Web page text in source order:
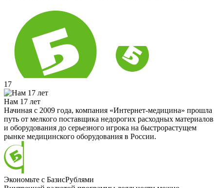
17
Нам 17 лет
Начиная с 2009 года, компания «Интернет-медицина» прошла
путь от мелкого поставщика недорогих расходных материалов
и оборудования до серьезного игрока на быстрорастущем
рынке медицинского оборудования в России.
Экономьте с БазисРублями